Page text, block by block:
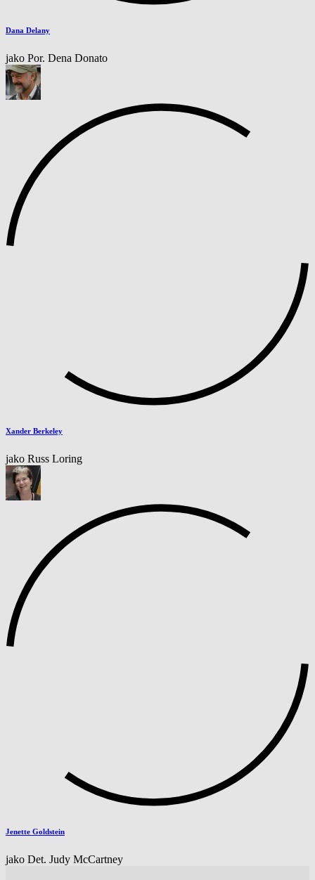
Dana Delany
jako Por. Dena Donato
Xander Berkeley
jako Russ Loring
Jenette Goldstein
jako Det. Judy McCartney